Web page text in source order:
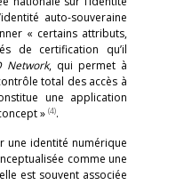
auto-souveraine
« certains attributs,
de certification qu’il
Network, qui permet à
total des accès à
une application
» (4).
une identité numérique
comme une
est souvent associée